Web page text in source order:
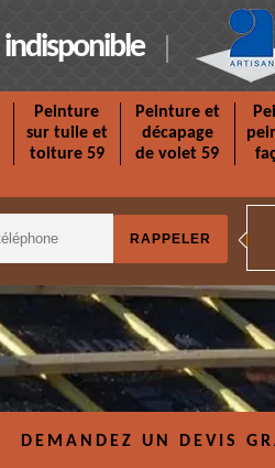
indisponible
Peinture
sur tuile et
toiture 59
Peinture et
décapage
de volet 59
DEMANDEZ UN DEVIS